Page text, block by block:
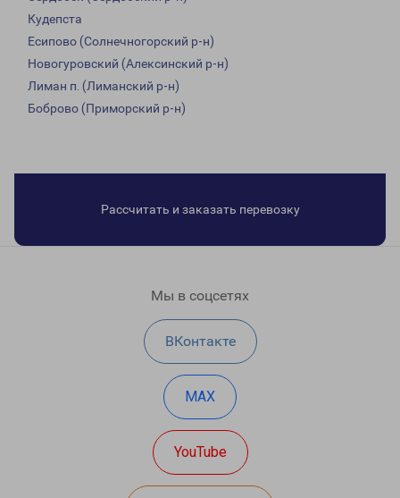
Кудепста
Есипово (Солнечногорский р-н)
Новогуровский (Алексинский р-н)
Лиман п. (Лиманский р-н)
Боброво (Приморский р-н)
Рассчитать и заказать перевозку
Мы в соцсетях
ВКонтакте
MAX
YouTube